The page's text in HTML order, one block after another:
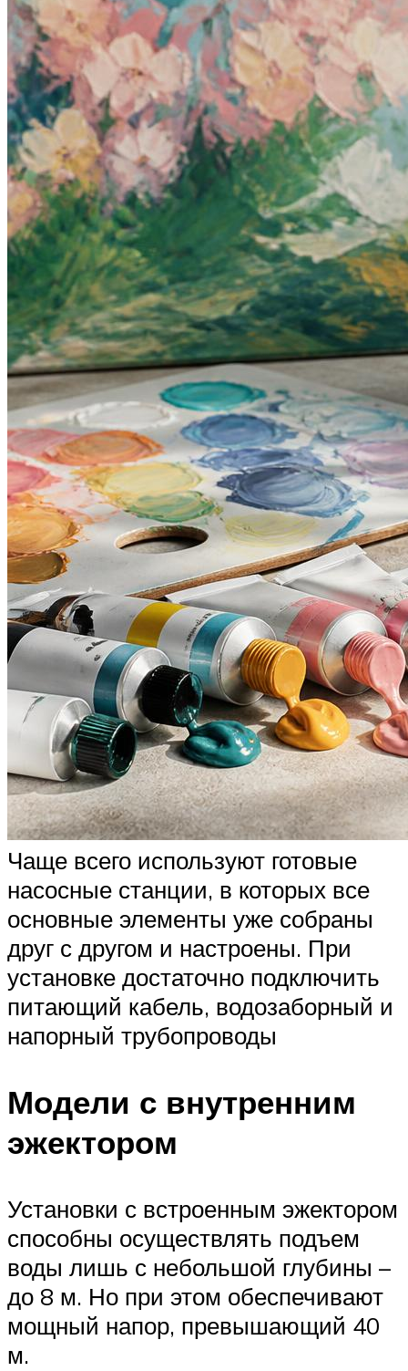
Чаще всего используют готовые
насосные станции, в которых все
основные элементы уже собраны
друг с другом и настроены. При
установке достаточно подключить
питающий кабель, водозаборный и
напорный трубопроводы
Модели с внутренним
эжектором
Установки с встроенным эжектором
способны осуществлять подъем
воды лишь с небольшой глубины –
до 8 м. Но при этом обеспечивают
мощный напор, превышающий 40
м.